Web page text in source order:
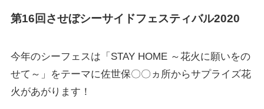
第16回させぼシーサイドフェスティバル2020
今年のシーフェスは「 STAY HOME ～花火に願いをの
せて～ 」をテーマに佐世保〇〇ヵ所からサプライズ花
火があがります！